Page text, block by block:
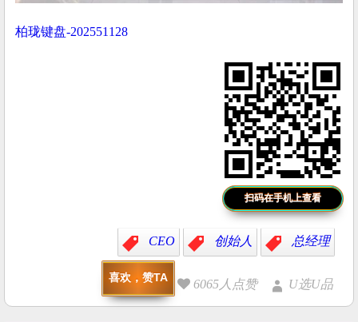
柏珑键盘-202551128
扫码在手机上查看
CEO 创始人 总经理
喜欢，赞TA 6065人点赞 U选U品